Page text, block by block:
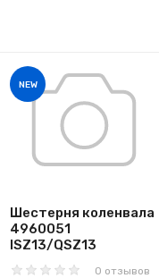
NEW
Шестерня коленвала
4960051
ISZ13/QSZ13
0 отзывов